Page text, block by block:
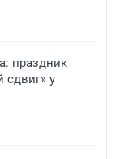
праздник
сдвиг» у